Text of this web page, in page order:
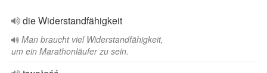
die Widerstandfähigkeit
Man braucht viel Widerstandfähigkeit,
um ein Marathonläufer zu sein.